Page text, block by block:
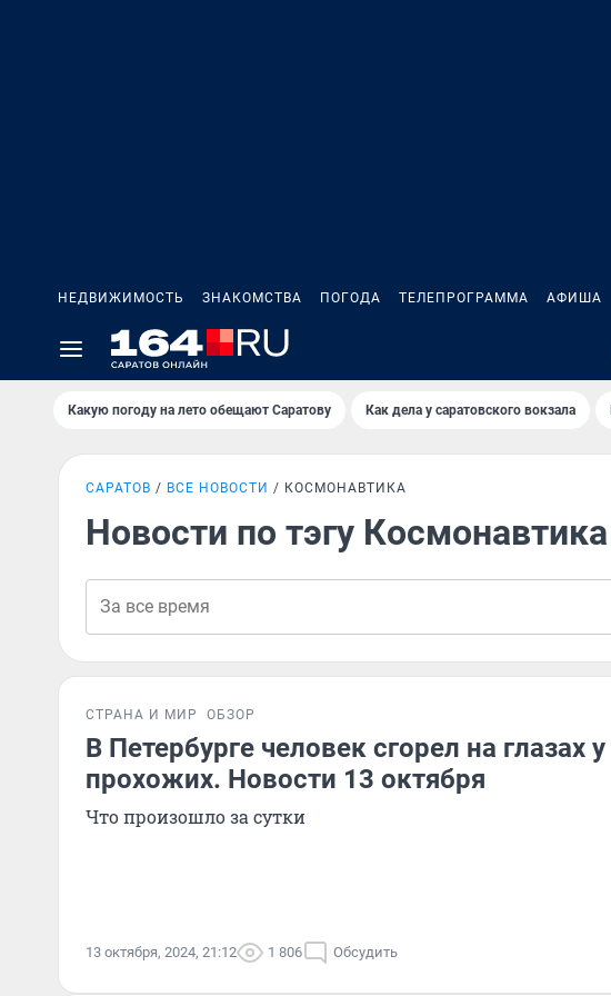
НЕДВИЖИМОСТЬ ЗНАКОМСТВА ПОГОДА ТЕЛЕПРОГРАММА АФИША
Какую погоду на лето обещают Саратову Как дела у саратовского вокзала
САРАТОВ ВСЕ НОВОСТИ КОСМОНАВТИКА
Новости по тэгу Космонавтика
СТРАНА И МИР ОБЗОР
В Петербурге человек сгорел на глазах у
прохожих. Новости 13 октября
Что произошло за сутки
13 октября, 2024, 21:12 1 806 Обсудить